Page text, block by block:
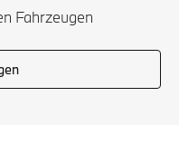
Fahrzeugen